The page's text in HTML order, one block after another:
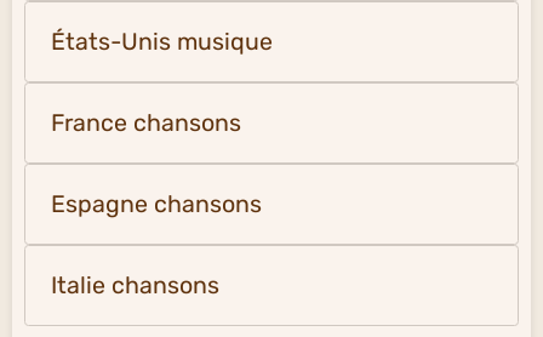
États-Unis musique
France chansons
Espagne chansons
Italie chansons